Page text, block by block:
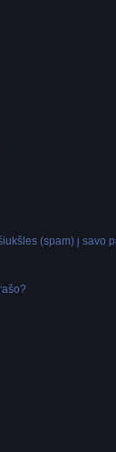
(spam) į savo